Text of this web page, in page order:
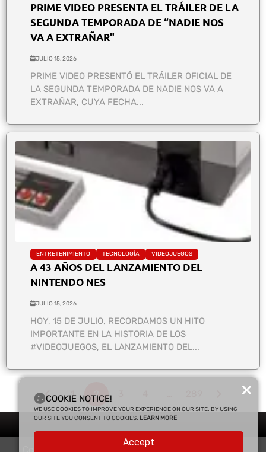
PRIME VIDEO PRESENTA EL TRÁILER DE LA
SEGUNDA TEMPORADA DE “NADIE NOS
VA A EXTRAÑAR"
JULIO 15, 2026
PRIME VIDEO PRESENTÓ EL TRÁILER OFICIAL DE
LA SEGUNDA TEMPORADA DE NADIE NOS VA A
EXTRAÑAR, CUYA FECHA...
ENTRETENIMIENTO TECNOLOGÍA VIDEOJUEGOS
A 43 AÑOS DEL LANZAMIENTO DEL
NINTENDO NES
JULIO 15, 2026
HOY, 15 DE JULIO, RECORDAMOS UN HITO
IMPORTANTE EN LA HISTORIA DE LOS
#VIDEOJUEGOS, EL LANZAMIENTO DEL...
1 2
COOKIE NOTICE!
WE USE COOKIES TO IMPROVE YOUR EXPERIENCE ON OUR SITE. BY USING
OUR SITE YOU CONSENT TO COOKIES. LEARN MORE
Accept